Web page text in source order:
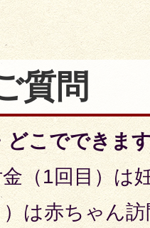
質問
どこでできま
（1回目）は
は赤ちゃん